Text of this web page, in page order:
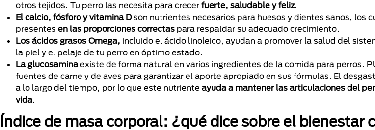
otros tejidos. Tu perro las necesita para crecer fuerte, saludable y feliz.
El calcio, fósforo y vitamina Dson nutrientes necesarios para huesos y dientes sanos, los
presentes en las proporciones correctas para respaldar su adecuado crecimiento.
Los ácidos grasos Omega, incluido el ácido linoleico, ayudan a promover la salud del
la piel y el pelaje de tu perro en óptimo estado.
La glucosamina existe de forma natural en varios ingredientes de la comida para perros.
fuentes de carne y de aves para garantizar el aporte apropiado en sus fórmulas. El
a lo largo del tiempo, por lo que este nutriente ayuda a mantener las articulaciones del
vida.
Índice de masa corporal: ¿qué dice sobre el bienestar